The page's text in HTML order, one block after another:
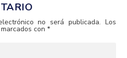
no será publicada. Los
con*